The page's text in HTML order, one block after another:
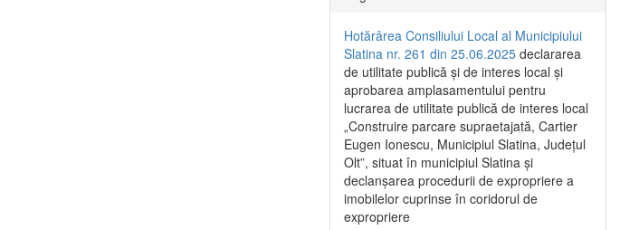
Hotărârea Consiliului Local al Municipiului
Slatina nr. 261 din 25.06.2025 declararea
de utilitate publică și de interes local și
aprobarea amplasamentului pentru
lucrarea de utilitate publică de interes local
„Construire parcare supraetajată, Cartier
Eugen Ionescu, Municipiul Slatina, Județul
Olt”, situat în municipiul Slatina și
declanșarea procedurii de expropriere a
imobilelor cuprinse în coridorul de
expropriere